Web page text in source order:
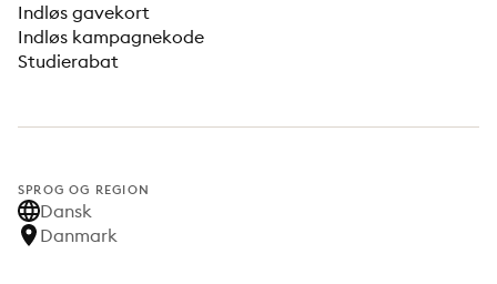
Indløs gavekort
Indløs kampagnekode
Studierabat
SPROG OG REGION
Dansk
Danmark